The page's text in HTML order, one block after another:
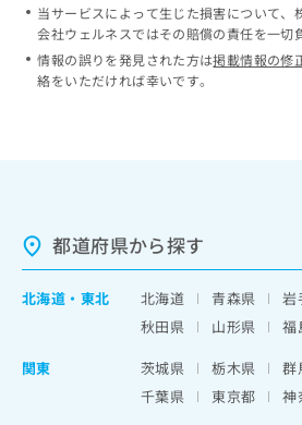
当サービスによって生じた損害について、
会社ウェルネスではその賠償の責任を一切
情報の誤りを発見された方は掲載情報の修
絡をいただければ幸いです。
都道府県から探す
北海道 ・ 東北 北海道 青森県 岩
秋田県
山形県
福
関東
茨城県 栃木県 群
千葉県
東京都 神